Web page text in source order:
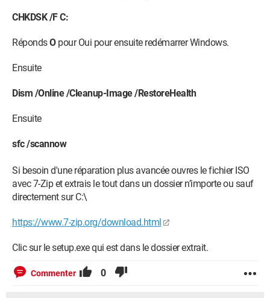
CHKDSK /F C:
RépondsOpour Oui pour ensuite redémarrer Windows.
Ensuite
Dism /Online /Cleanup-Image /RestoreHealth
Ensuite
sfc /scannow
Si besoin d'une réparation plus avancée ouvres le fichier ISO
avec 7-Zip et extrais le tout dans un dossier n’importe ou sauf
directement sur C:\
https://www.7-zip.org/download.html
Clic sur le setup.exe qui est dans le dossier extrait.
Commenter 0